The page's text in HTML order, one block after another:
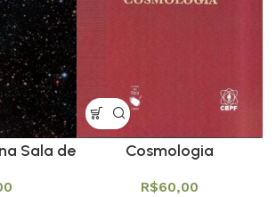
Sala de
Cosmologia
R$60,00